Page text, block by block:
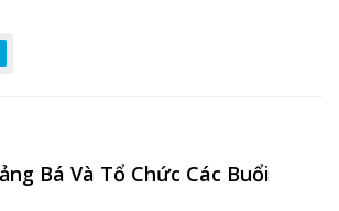
Bá Và Tổ Chức Các Buổi